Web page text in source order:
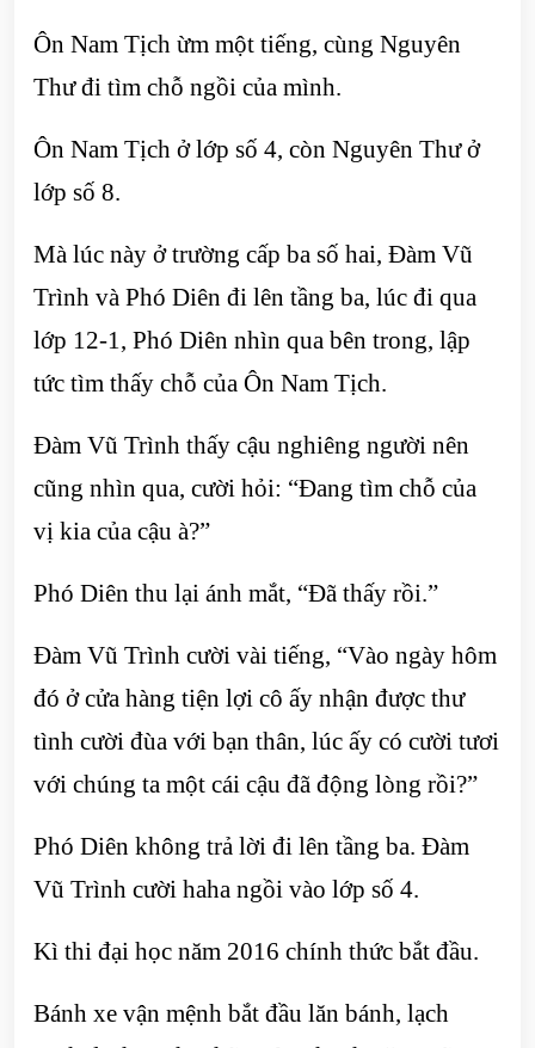
Ôn Nam Tịch ừm một tiếng, cùng Nguyên
Thư đi tìm chỗ ngồi của mình.
Ôn Nam Tịch ở lớp số 4, còn Nguyên Thư ở
lớp số 8.
Mà lúc này ở trường cấp ba số hai, Đàm Vũ
Trình và Phó Diên đi lên tầng ba, lúc đi qua
lớp 12-1, Phó Diên nhìn qua bên trong, lập
tức tìm thấy chỗ của Ôn Nam Tịch.
Đàm Vũ Trình thấy cậu nghiêng người nên
cũng nhìn qua, cười hỏi: “Đang tìm chỗ của
vị kia của cậu à?”
Phó Diên thu lại ánh mắt, “Đã thấy rồi.”
Đàm Vũ Trình cười vài tiếng, “Vào ngày hôm
đó ở cửa hàng tiện lợi cô ấy nhận được thư
tình cười đùa với bạn thân, lúc ấy có cười tươi
với chúng ta một cái cậu đã động lòng rồi?”
Phó Diên không trả lời đi lên tầng ba. Đàm
Vũ Trình cười haha ngồi vào lớp số 4.
Kì thi đại học năm 2016 chính thức bắt đầu.
Bánh xe vận mệnh bắt đầu lăn bánh, lạch